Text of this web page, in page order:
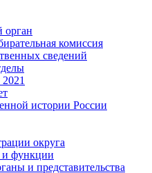
орган
комиссия
сведений
истории России
округа
и функции
и представительства